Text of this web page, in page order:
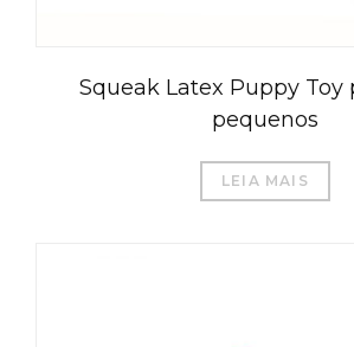
Squeak Latex Puppy Toy
pequenos
LEIA MAIS